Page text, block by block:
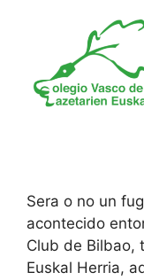
Sera o no un
acontecido
Club de Bilbao,
Euskal Herria,